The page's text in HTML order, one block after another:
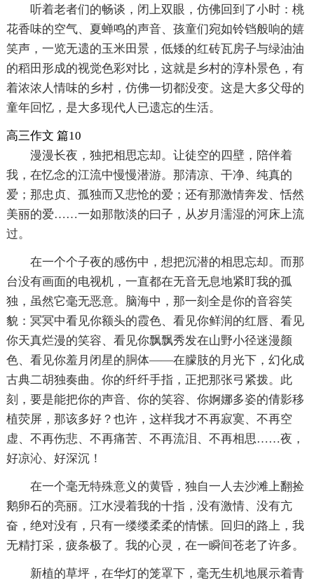
听着老者们的畅谈，闭上双眼，仿佛回到了小时：桃
花香味的空气、夏蝉鸣的声音、孩童们宛如铃铛般响的嬉
笑声，一览无遗的玉米田景，低矮的红砖瓦房子与绿油油
的稻田形成的视觉色彩对比，这就是乡村的淳朴景色，有
着浓浓人情味的乡村，仿佛一切都没变。这是大多父母的
童年回忆，是大多现代人已遗忘的生活。
高三作文 篇10
漫漫长夜，独把相思忘却。让徒空的四壁，陪伴着
我，在忆念的江流中慢慢潜游。那清凉、干净、纯真的
爱；那忠贞、孤独而又悲怆的爱；还有那激情奔发、恬然
美丽的爱……一如那散淡的曰子，从岁月濡湿的河床上流
过。
在一个个子夜的感伤中，想把沉潜的相思忘却。而那
台没有画面的电视机，一直都在无音无息地紧盯我的孤
独，虽然它毫无恶意。脑海中，那一刻全是你的音容笑
貌：冥冥中看见你额头的霞色、看见你鲜润的红唇、看见
你天真烂漫的笑容、看见你飘飘秀发在山野小径迷漫颜
色、看见你羞月闭星的胴体——在朦肢的月光下，幻化成
古典二胡独奏曲。你的纤纤手指，正把那张弓紧拨。此
刻，要是能把你的声音、你的笑容、你婀娜多姿的倩影移
植荧屏，那该多好？也许，这样我才不再寂寞、不再空
虚、不再伤悲、不再痛苦、不再流泪、不再相思……夜，
好凉沁、好深沉！
在一个毫无特殊意义的黄昏，独自一人去沙滩上翻捡
鹅卵石的亮丽。江水浸着我的十指，没有激情、没有亢
奋，绝对没有，只有一缕缕柔柔的情愫。回归的路上，我
无精打采，疲条极了。我的心灵，在一瞬间苍老了许多。
新植的草坪，在华灯的笼罩下，毫无生机地展示着青